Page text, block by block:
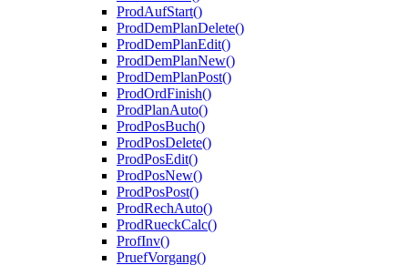
ProdAufStart()
ProdDemPlanDelete()
ProdDemPlanEdit()
ProdDemPlanNew()
ProdDemPlanPost()
ProdOrdFinish()
ProdPlanAuto()
ProdPosBuch()
ProdPosDelete()
ProdPosEdit()
ProdPosNew()
ProdPosPost()
ProdRechAuto()
ProdRueckCalc()
ProfInv()
PruefVorgang()